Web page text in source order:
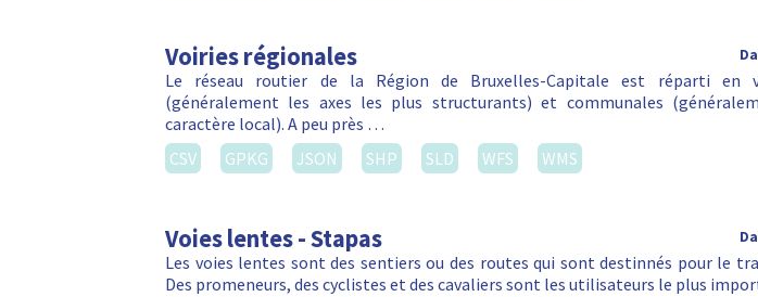
Voiries régionales
Le réseau routier de la Région de Bruxelles-Capitale est réparti en
(généralement les axes les plus structurants) et communales
caractère local). A peu près …
CSV
GPKG JSON SHP SLD WFS WMS
Voies lentes - Stapas
Les voies lentes sont des sentiers ou des routes qui sont destinnés pour le
Des promeneurs, des cyclistes et des cavaliers sont les utilisateurs le plus